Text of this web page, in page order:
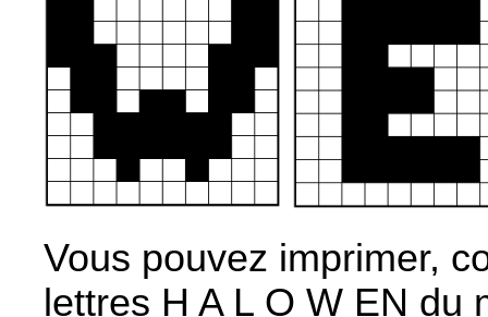
Vous pouvez imprimer,
lettres H A L O W EN